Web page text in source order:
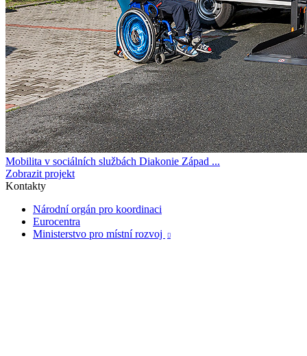
Mobilita v sociálních službách Diakonie Západ ...
Zobrazit projekt
Kontakty
Národní orgán pro koordinaci
Eurocentra
Ministerstvo pro místní rozvoj
